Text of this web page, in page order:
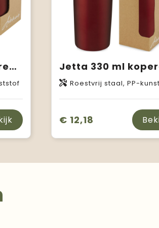
Jetta 180 ml koperen vacuüm geïsoleerde beker
Roestvrij staal, PP-
€ 12,18